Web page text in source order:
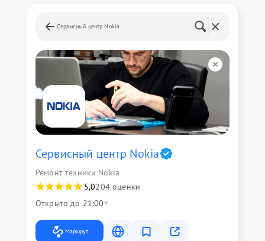
Сервисный центр Nokia
Сервисный центр Nokia
Ремонт техники Nokia
5,0204 оценки
Открыто до 21:00
Маршрут